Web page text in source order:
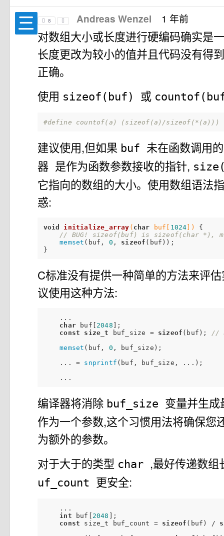
8 Andreas Wenzel 1 年前
对数组大小或长度进行硬编码确实是
长度更改为较小的值并且代码没有得
正确。
使用 sizeof(buf) 或
#define countof(a) (sizeof(a)/sizeof(*(a)))
建议使用,但如果 buf 未在函数调用
器 是作为函数参数接收的指针,
它指向的数组的大小。使用数组语法
惑:
void initialize_array ( char buf[ 1024])
{
// BUG! sizeof(buf) is sizeof(char *),
memset (buf, 0 , sizeof (buf));
C标准没有提供一种简单的方法来评
议使用这种方法:
    ...
char buf[ 2048 ];
const
size_t buf_size = sizeof (buf);
//
memset (buf, 0 , buf_size);
    ... =
snprintf (buf, buf_size, ...);
编译器将消除 buf_size 变量并生
作为一个参数,这个习惯用法将确保您
为额外的参数。
对于大于的类型 char ,最好传递数
uf_count 更安全:
    ...
int buf[ 2048 ];
const size_t buf_count = sizeof (buf) /